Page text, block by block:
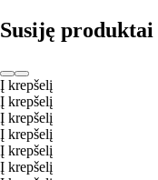
Susiję produktai
Į krepšelį
Į krepšelį
Į krepšelį
Į krepšelį
Į krepšelį
Į krepšelį